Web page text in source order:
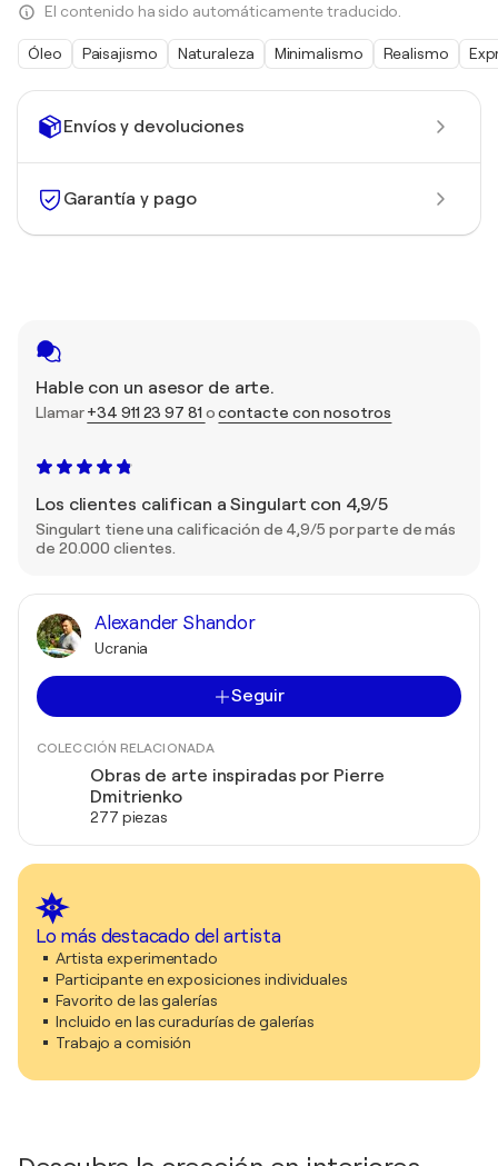
Envíos y devoluciones
Garantía y pago
Hable con un asesor de arte.
Llamar+34 911 23 97 81 ocontacte con nosotros
Los clientes califican a Singulart con 4,9/5
Singulart tiene una calificación de 4,9/5 por parte de más
de 20.000 clientes.
Alexander Shandor
Ucrania
Seguir
COLECCIÓN RELACIONADA
Obras de arte inspiradas por Pierre
Dmitrienko
277 piezas
Lo más destacado del artista
Artista experimentado
Participante en exposiciones individuales
Favorito de las galerías
Incluido en las curadurías de galerías
Trabajo a comisión
El contenido ha sido automáticamente traducido.
Óleo Paisajismo Naturaleza Minimalismo Realismo